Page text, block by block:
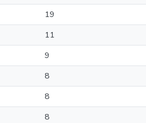
19
11
9
8
8
8